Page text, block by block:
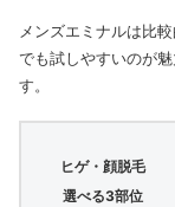
メンズエミナルは比
でも試しやすいのが
す。
ヒゲ・顔脱毛
選べる3部位